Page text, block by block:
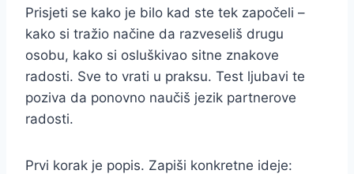
Prisjeti se kako je bilo kad ste tek započeli –
kako si tražio načine da razveseliš drugu
osobu, kako si osluškivao sitne znakove
radosti. Sve to vrati u praksu. Test ljubavi te
poziva da ponovno naučiš jezik partnerove
radosti.
Prvi korak je popis. Zapiši konkretne ideje: